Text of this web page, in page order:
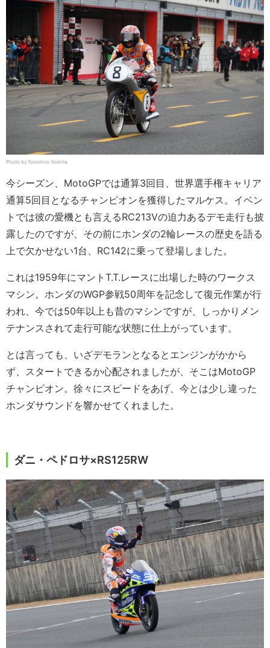
Photo by Tomohiro Yoshita
今シーズン、MotoGPでは通算3回目、世界選手権キャリア
通算5回目となるチャンピオンを獲得したマルケス。イベン
トでは彼の愛機とも言えるRC213Vの迫力あるデモ走行も披
露したのですが、その前にホンダの2輪レースの歴史を語る
上で欠かせない1台、RC142に乗って登場しました。
これは1959年にマントT.T.レースに出場した時のワークス
マシン。ホンダのWGP参戦50周年を記念して復元作業が行
われ、今では50年以上も昔のマシンですが、しっかりメン
テナンスされて走行可能な状態に仕上がっています。
とは言っても、いざデモランとなるとエンジンがかから
ず、スタートできるか心配されましたが、そこはMotoGP
チャンピオン。徐々にスピードをあげ、今とは少し違った
ホンダサウンドを響かせてくれました。
ダニ・ペドロサ×RS125RW